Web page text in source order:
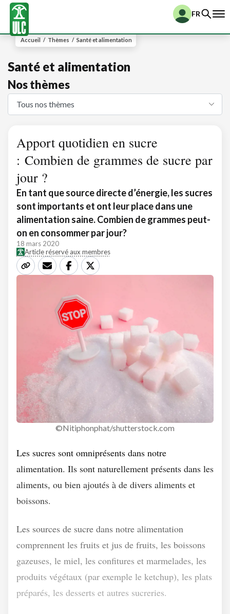
FR
Accueil / Thèmes / Santé et alimentation
Santé et alimentation
Nos thèmes
Apport quotidien en sucre
: Combien de grammes de sucre par
jour ?
En tant que source directe d’énergie, les sucres
sont importants et ont leur place dans une
alimentation saine. Combien de grammes peut-
on en consommer par jour?
18 mars 2020
Article réservé aux membres
©Nitiphonphat/shutterstock.com
Les sucres sont omniprésents dans notre
alimentation. Ils sont naturellement présents dans les
aliments, ou bien ajoutés à de divers aliments et
boissons.
Les sources de sucre dans notre alimentation
comprennent les fruits et jus de fruits, les boissons
gazeuses, le miel, les confitures et marmelades, les
produits végétaux (par exemple le ketchup), les plats
préparés, les desserts et autres sucreries.